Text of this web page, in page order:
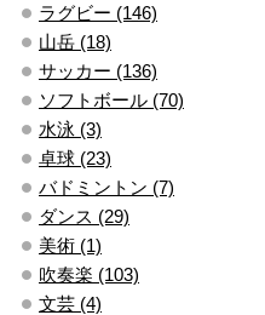
ラグビー (146)
山岳 (18)
サッカー (136)
ソフトボール (70)
水泳 (3)
卓球 (23)
バドミントン (7)
ダンス (29)
美術 (1)
吹奏楽 (103)
文芸 (4)